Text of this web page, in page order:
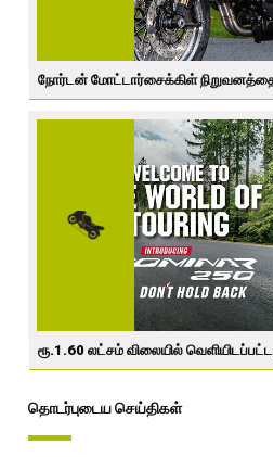
நோர்டன் மோட்டார்சைக்கிள் நிறுவனத்தை
ரூ.1.60 லட்சம் விலையில்
தொடர்புடைய செய்திகள்